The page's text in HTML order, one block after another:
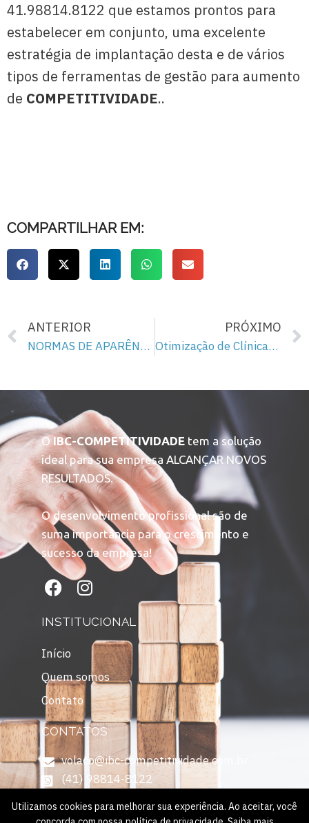
41.98814.8122 que estamos prontos para
estabelecer em conjunto, uma excelente
estratégia de implantação desta e de vários
tipos de ferramentas de gestão para aumento
de COMPETITIVIDADE..
COMPARTILHAR EM:
ANTERIOR
NORMAS DE APARÊNCIA NA EMPRESA- Homens
PRÓXIMO
Otimização de Clínicas – A ferramenta que faltava
O IBC-COMPETITIVIDADE tem a solução
ideal para sua empresa ALCANÇAR NOVOS
RESULTADOS.
O desenvolvimento profissional são de
suma importância para o crescimento e
sucesso da empresa!
INSTITUCIONAL
Início
Quem somos
Contato
CONTATOS
volaco@ibc-competitividade.com.br
(41) 98814-8122
Utilizamos cookies para melhorar sua experiência. Ao aceitar, você